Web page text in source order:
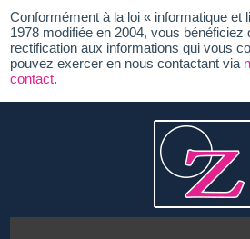
Conformément à la loi « informatique et
1978 modifiée en 2004, vous bénéficiez
rectification aux informations qui vous
pouvez exercer en nous contactant via
contact.